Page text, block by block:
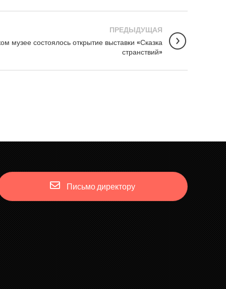
ПРЕДЫДУЩАЯ
музее состоялось открытие выставки «Сказка
странствий»
Письмо директору